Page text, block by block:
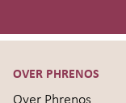
OVER PHRENOS